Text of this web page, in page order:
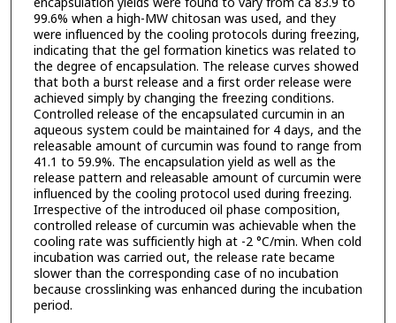
99.6% when a high-MW chitosan was used, and they
were influenced by the cooling protocols during freezing,
indicating that the gel formation kinetics was related to
the degree of encapsulation. The release curves showed
that both a burst release and a first order release were
achieved simply by changing the freezing conditions.
Controlled release of the encapsulated curcumin in an
aqueous system could be maintained for 4 days, and the
releasable amount of curcumin was found to range from
41.1 to 59.9%. The encapsulation yield as well as the
release pattern and releasable amount of curcumin were
influenced by the cooling protocol used during freezing.
Irrespective of the introduced oil phase composition,
controlled release of curcumin was achievable when the
cooling rate was sufficiently high at -2 °C/min. When cold
incubation was carried out, the release rate became
slower than the corresponding case of no incubation
because crosslinking was enhanced during the incubation
period.